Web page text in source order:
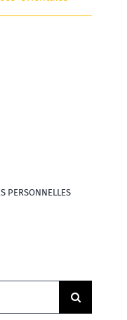
PERSONNELLES